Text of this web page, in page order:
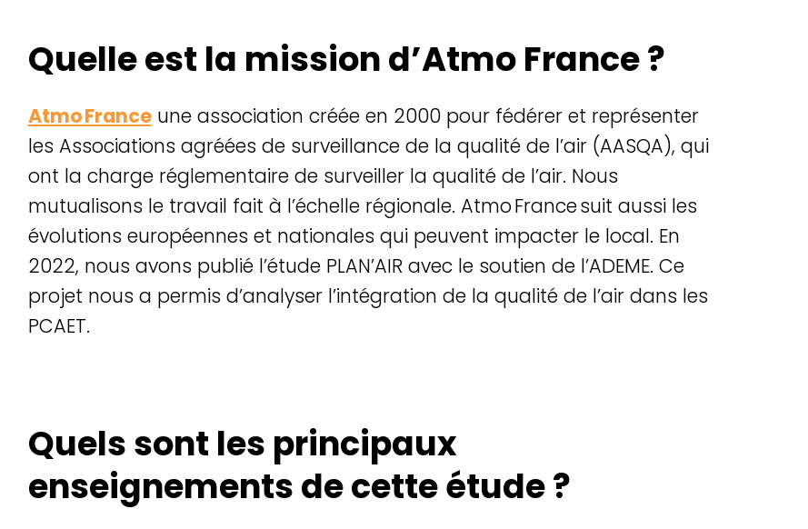
Réseau TEPOS
Quelle est la mission d’Atmo France ?
Atmo Franceune association créée en 2000 pour fédérer et représenter
les Associations agréées de surveillance de la qualité de l’air (AASQA), qui
ont la charge réglementairede surveillerla qualité de l’air. Nous
mutualisons le travail fait à l’échelle régionale. Atmo France suit aussi les
évolutions européennes et nationales qui peuvent impacter le local. En
2022, nous avons publié l’étude PLAN’AIR avec le soutien de l’ADEME. Ce
projet nous a permis d’analyser l’intégration de la qualité de l’air dans les
PCAET.
Quels sont les principaux
enseignements de cette étude ?